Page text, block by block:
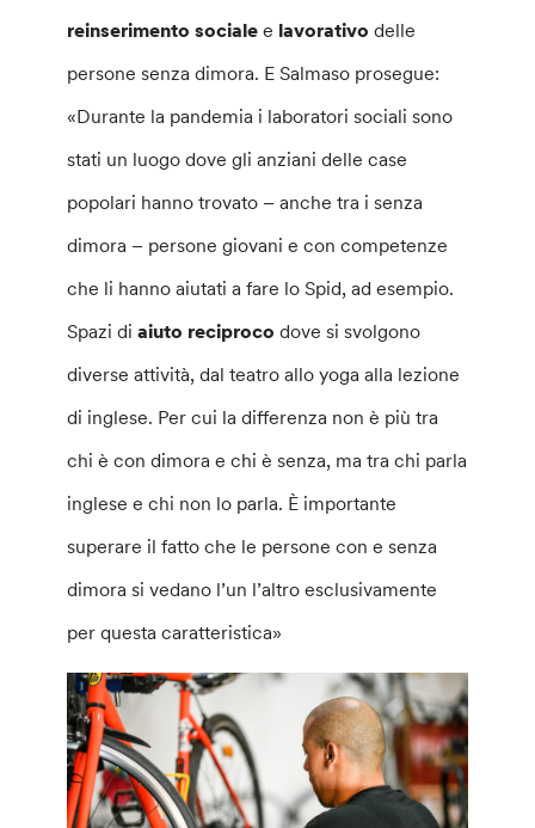
reinserimento socialee lavorativodelle
persone senza dimora. E Salmaso prosegue:
«Durante la pandemia i laboratori sociali sono
stati un luogo dove gli anziani delle case
popolari hanno trovato – anche tra i senza
dimora – persone giovani e con competenze
che li hanno aiutati a fare lo Spid, ad esempio.
Spazi diaiuto reciprocodove si svolgono
diverse attività, dal teatro allo yoga alla lezione
di inglese. Per cui la differenza non è più tra
chi è con dimora e chi è senza, ma tra chi parla
inglese e chi non lo parla. È importante
superare il fatto che le persone con e senza
dimora si vedano l’un l’altro esclusivamente
per questa caratteristica»